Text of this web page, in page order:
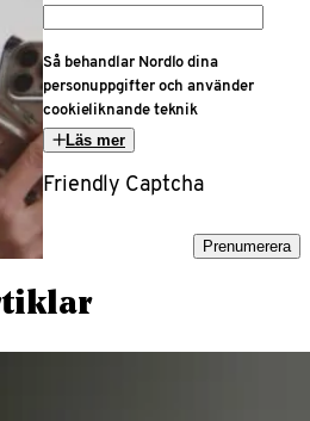
Så behandlar Nordlo dina
personuppgifter och använder
cookieliknande teknik
Läs mer
Friendly Captcha
Prenumerera